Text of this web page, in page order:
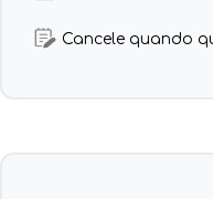
Cancele quando